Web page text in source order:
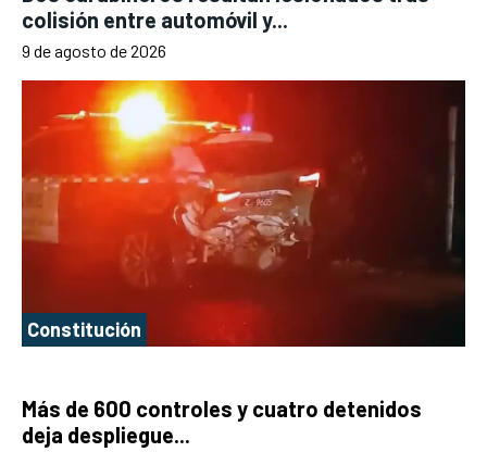
colisión entre automóvil y...
9 de agosto de 2026
Constitución
Más de 600 controles y cuatro detenidos
deja despliegue...